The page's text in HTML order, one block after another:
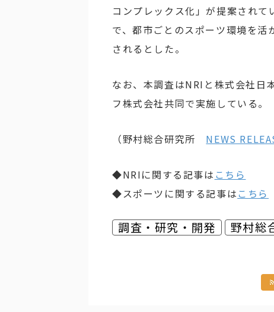
コンプレックス化」が提案されて
で、都市ごとのスポーツ環境を
されるとした。
なお、本調査はNRIと株式会社日
フ株式会社共同で実施している。
（野村総合研究所 NEWS
◆NRIに関する記事は こちら
◆スポーツに関する記事は こちら
調査・研究・開発 野村総